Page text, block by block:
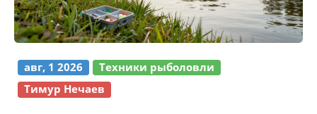
авг, 1 2026
Техники рыболовли
Тимур Нечаев